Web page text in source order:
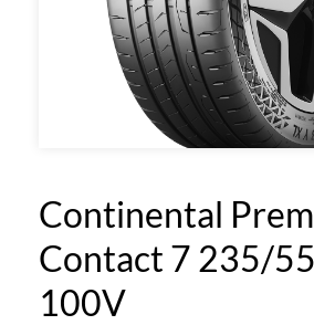
Continental
Contact 7 235/
100V